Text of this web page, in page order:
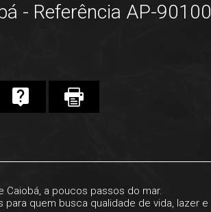
- Referência AP-90100
a poucos passos do mar.
quem busca qualidade de vida, lazer e